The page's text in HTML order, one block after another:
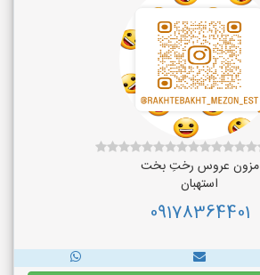
مزون عروس رختِ بخت
استهبان
09178364401